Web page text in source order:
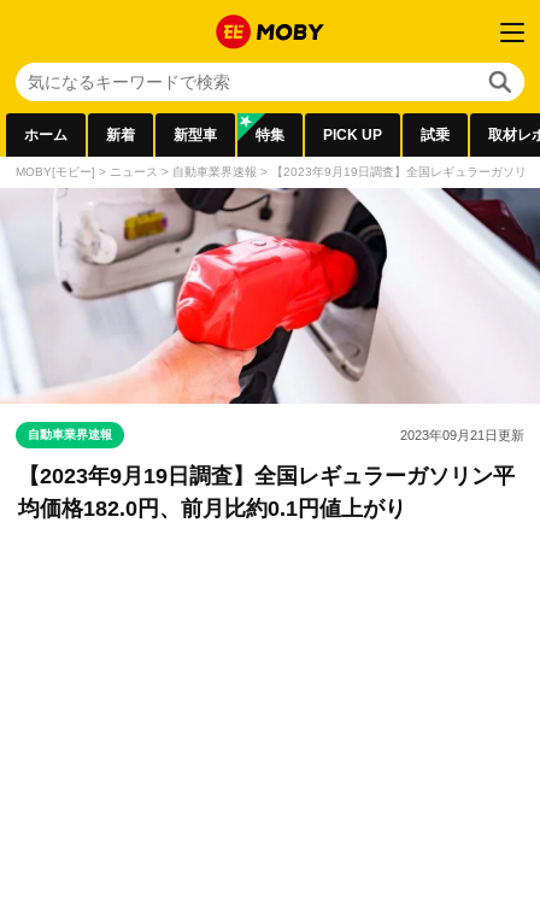
ホーム 新着 新型車 特集 PICK UP 試乗 取材レ
MOBY[モビー] > ニュース > 自動車業界速報 > 【2023年9月19日調査】全国レギュラーガソリ
自動車業界速報 2023年09月21日更新
【2023年9月19日調査】全国レギュラーガソリン平
均価格182.0円、前月比約0.1円値上がり